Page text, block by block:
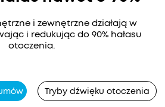
i zewnętrzne działają w
i redukując do 90% hałasu
otoczenia.
Tryby dźwięku otoczenia